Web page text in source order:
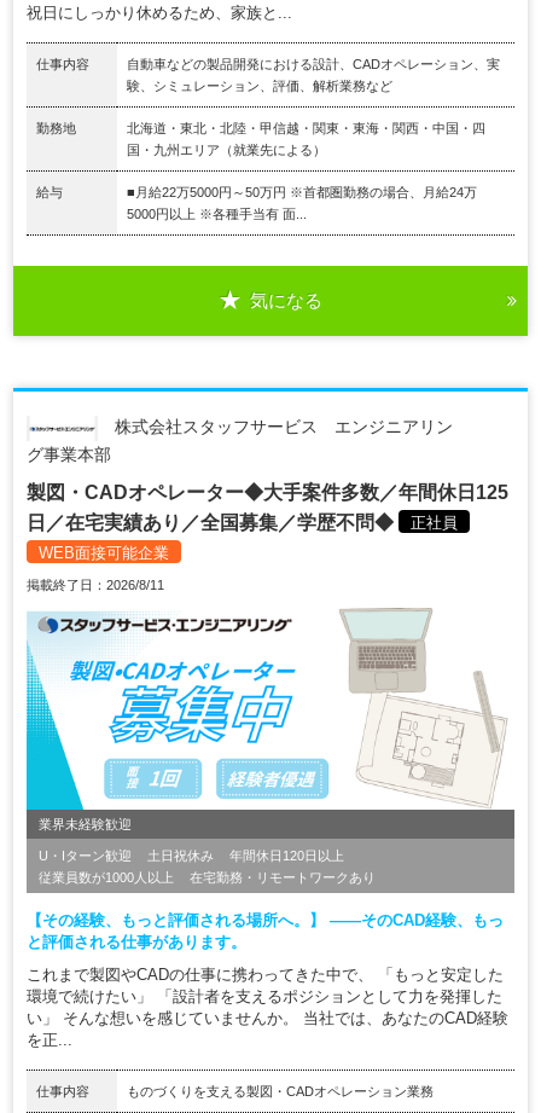
祝日にしっかり休めるため、家族と...
仕事内容
自動車などの製品開発における設計、CADオペレーション、実
験、シミュレーション、評価、解析業務など
勤務地
北海道・東北・北陸・甲信越・関東・東海・関西・中国・四
国・九州エリア（就業先による）
給与
■月給22万5000円～50万円 ※首都圏勤務の場合、月給24万
5000円以上 ※各種手当有 面...
気になる
株式会社スタッフサービス エンジニアリン
グ事業本部
製図・CADオペレーター◆大手案件多数／年間休日125
日／在宅実績あり／全国募集／学歴不問◆
正社員
WEB面接可能企業
掲載終了日：2026/8/11
業界未経験歓迎
U・Iターン歓迎 土日祝休み
年間休日120日以上
従業員数が1000人以上
在宅勤務・リモートワークあり
【その経験、もっと評価される場所へ。】 ――そのCAD経験、もっ
と評価される仕事があります。
これまで製図やCADの仕事に携わってきた中で、 「もっと安定した
環境で続けたい」 「設計者を支えるポジションとして力を発揮した
い」 そんな想いを感じていませんか。 当社では、あなたのCAD経験
を正...
仕事内容 ものづくりを支える製図・CADオペレーション業務